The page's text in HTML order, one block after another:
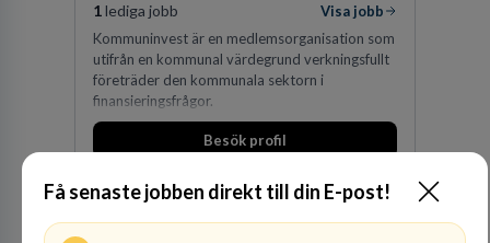
Få senaste jobben direkt till din E-post!
1 lediga jobb
Visa jobb
Kommuninvest är en medlemsorganisation som
utifrån en kommunal värdegrund verkningsfullt
företräder den kommunala sektorn i
finansieringsfrågor.
Besök profil